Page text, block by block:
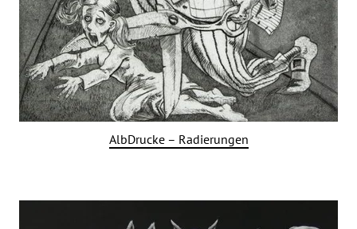
AlbDrucke – Radierungen